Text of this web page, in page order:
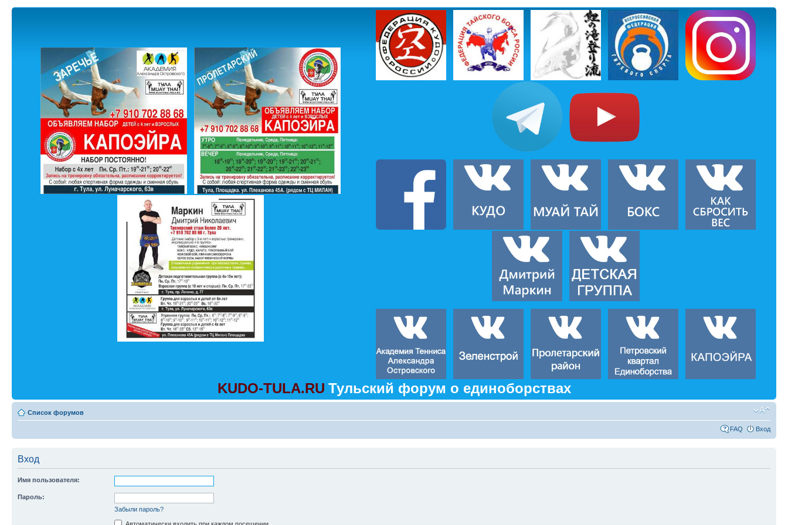
KUDO-TULA.RU Тульский форум о единоборствах
Список форумов
FAQ Вход
Вход
Имя пользователя:
Пароль:
Забыли пароль?